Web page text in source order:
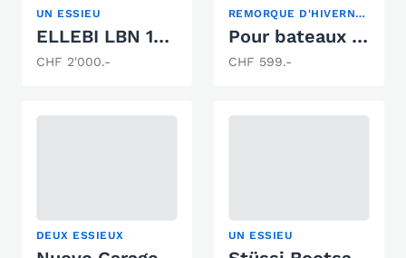
UN ESSIEU
ELLEBI LBN 1220
CHF 2'000.-
REMORQUE D'HIVERNAGE, REMORQUE DE PORT
Pour bateaux types Saga ou Polar 29 Cc
CHF 599.-
DEUX ESSIEUX UN ESSIEU